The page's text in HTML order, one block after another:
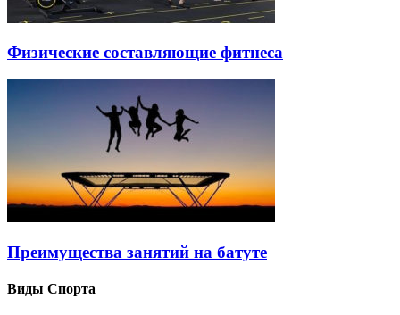
Физические составляющие фитнеса
Преимущества занятий на батуте
Виды Спорта